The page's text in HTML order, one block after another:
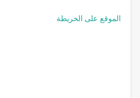
الموقع على الخريطة